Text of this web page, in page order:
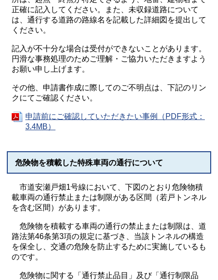
正確に記入してください。また、未収録道路について
は、通行する道路の路線名を記載した詳細図を提出して
ください。
記入が不十分な場合は受付ができないことがあります。
円滑な事務処理のためご理解・ご協力いただきますよう
お願い申し上げます。
その他、申請書作成に際してのご不明点は、下記のリン
クにてご確認ください。
申請前にご確認していただきたい事例（PDF形式：
3.4MB）
危険物を積載した特殊車両の通行について
市道安瀬戸畑1号線において、下図のとおり危険物積
載車両の通行禁止または制限がある区間（若戸トンネル
を含む区間）があります。
危険物を積載する車両の通行の禁止または制限は、道
路法第46条第3項の規定に基づき、当該トンネルの構造
を保全し、交通の危険を防止するために実施しているも
のです。
危険物に関する「通行禁止品目」及び「通行制限品